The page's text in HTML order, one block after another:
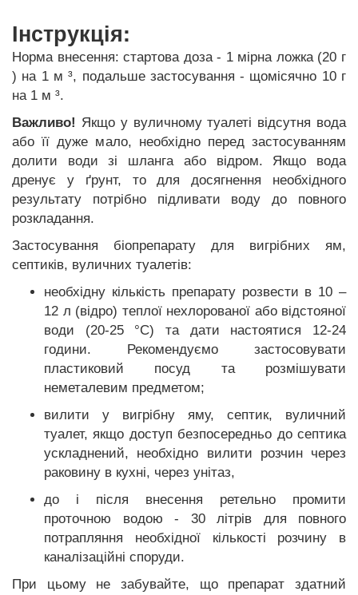
Інструкція:
Норма внесення: стартова доза - 1 мірна ложка (20 г
) на 1 м ³, подальше застосування - щомісячно 10 г
на 1 м ³.
Важливо! Якщо у вуличному туалеті відсутня вода
або її дуже мало, необхідно перед застосуванням
долити води зі шланга або відром. Якщо вода
дренує у ґрунт, то для досягнення необхідного
результату потрібно підливати воду до повного
розкладання.
Застосування біопрепарату для вигрібних ям,
септиків, вуличних туалетів:
необхідну кількість препарату розвести в 10 –
12 л (відро) теплої нехлорованої або відстояної
води (20-25 °С) та дати настоятися 12-24
години. Рекомендуємо застосовувати
пластиковий посуд та розмішувати
неметалевим предметом;
вилити у вигрібну яму, септик, вуличний
туалет, якщо доступ безпосередньо до септика
ускладнений, необхідно вилити розчин через
раковину в кухні, через унітаз,
до і після внесення ретельно промити
проточною водою - 30 літрів для повного
потрапляння необхідної кількості розчину в
каналізаційні споруди.
При цьому не забувайте, що препарат здатний